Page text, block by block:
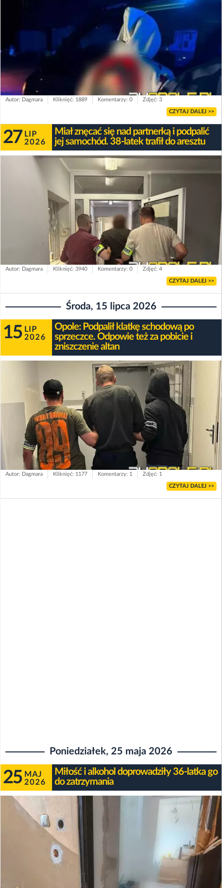
Autor: Dagmara Kliknięć: 1889 Komentarzy: 0 Zdjęć: 3
CZYTAJ DALEJ >>
27 LIP
2026
Miał znęcać się nad partnerką i podpalić
jej samochód. 38-latek trafił do aresztu
Autor: Dagmara Kliknięć: 3940 Komentarzy: 0 Zdjęć: 4
CZYTAJ DALEJ >>
Środa, 15 lipca 2026
15 LIP
2026
Opole: Podpalił klatkę schodową po
sprzeczce. Odpowie też za pobicie i
zniszczenie altan
Autor: Dagmara Kliknięć: 1177 Komentarzy: 1 Zdjęć: 1
CZYTAJ DALEJ >>
Poniedziałek, 25 maja 2026
25 MAJ
2026
Miłość i alkohol doprowadziły 36-latka go
do zatrzymania